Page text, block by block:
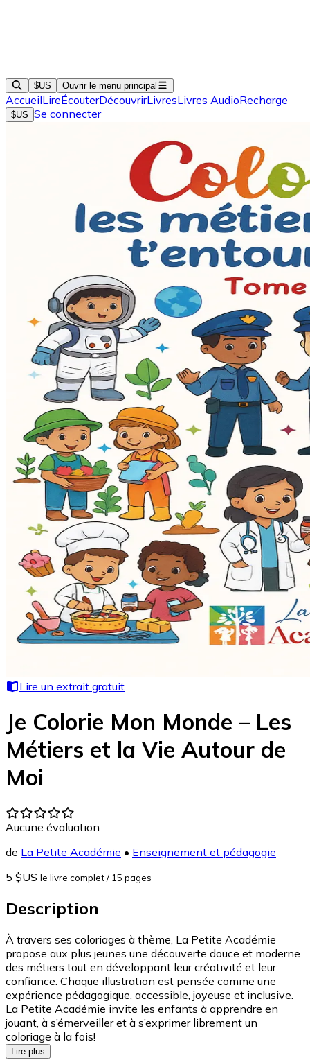
$US Ouvrir le menu principal
AccueilLireÉcouterDécouvrirLivresLivres AudioRecharge
$US Se connecter
Lire un extrait gratuit
Je Colorie Mon Monde – Les
Métiers et la Vie Autour de
Moi
Aucune évaluation
de La Petite Académie • Enseignement et pédagogie
5 $US le livre complet/ 15 pages
Description
À travers ses coloriages à thème, La Petite Académie
propose aux plus jeunes une découverte douce et moderne
des métiers tout en développant leur créativité et leur
confiance. Chaque illustration est pensée comme une
expérience pédagogique, accessible, joyeuse et inclusive.
La Petite Académie invite les enfants à apprendre en
jouant, à s’émerveiller et à s’exprimer librement un
coloriage à la fois!
Lire plus